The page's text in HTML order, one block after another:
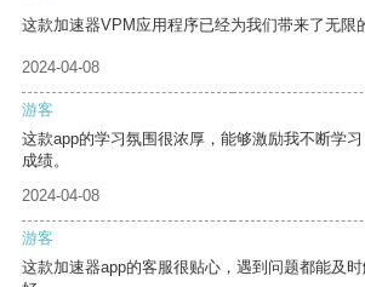
这款加速器VPM应用程序已经为我们带来了无限
2024-04-08
游客
这款app的学习氛围很浓厚，能够激励我不断学
成绩。
2024-04-08
游客
这款加速器app的客服很贴心，遇到问题都能及